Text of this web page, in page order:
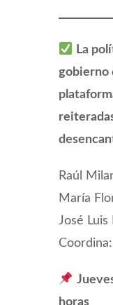
La
gobierno
Raúl
María
José Luis
horas